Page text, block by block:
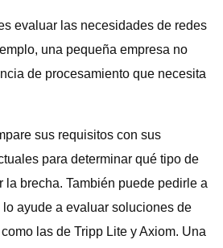
evaluar las necesidades de redes
una pequeña empresa no
de procesamiento que necesita
sus requisitos con sus
para determinar qué tipo de
la brecha. También puede pedirle a
ayude a evaluar soluciones de
las de Tripp Lite y Axiom. Una